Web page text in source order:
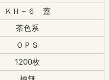
ＫＨ－６ 蓋
茶色系
ＯＰＳ
1200枚